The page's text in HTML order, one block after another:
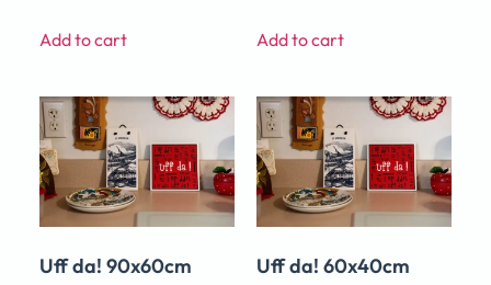
Add to cart Add to cart
Uff da! 90x60cm
Uff da! 60x40cm